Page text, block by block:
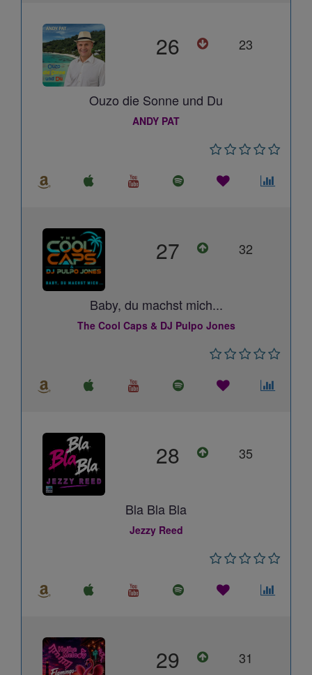
26 23
Ouzo die Sonne und Du
ANDY PAT
27 32
Baby, du machst mich...
The Cool Caps & DJ Pulpo Jones
28 35
Bla Bla Bla
Jezzy Reed
29 31